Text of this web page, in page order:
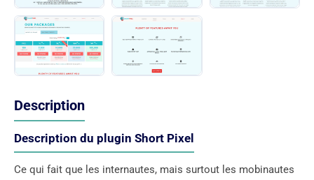
Description
Description du plugin Short Pixel
Ce qui fait que les internautes, mais surtout les mobinautes